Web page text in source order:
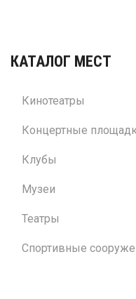
КАТАЛОГ МЕСТ
Кинотеатры
Концертные
Клубы
Музеи
Театры
Спортивные